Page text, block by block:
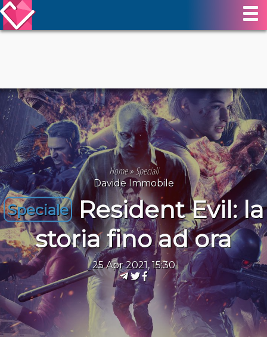
Home»Speciali
Davide Immobile
Speciale Resident Evil: la
storia fino ad ora
25 Apr 2021, 15:30